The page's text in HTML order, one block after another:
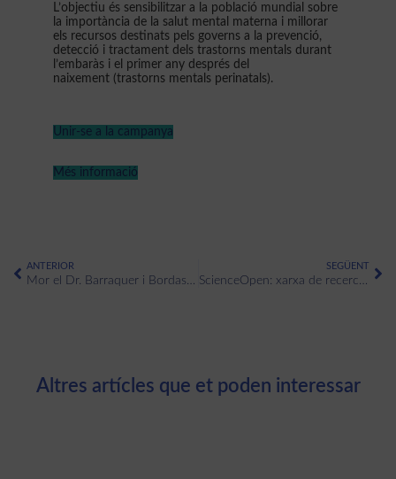
L’objectiu és sensibilitzar a la població mundial sobre
la importància de la salut mental materna i millorar
els recursos destinats pels governs a la prevenció,
detecció i tractament dels trastorns mentals durant
l’embaràs i el primer any després del
naixement (trastorns mentals perinatals).
Unir-se a la campanya
Més informació
ANTERIOR
Mor el Dr. Barraquer i Bordas als 87 anys
SEGÜENT
ScienceOpen: xarxa de recerca d’accés obert
Altres artícles que et poden interessar